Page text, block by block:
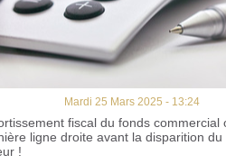
Mardi 25 Mars 2025 - 13:24
fiscal du fonds commercial
ligne droite avant la disparition du
!